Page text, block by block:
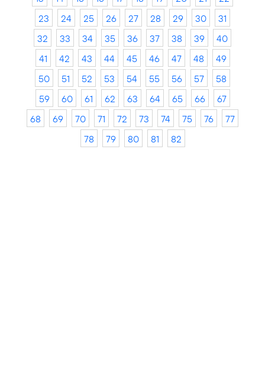
23
24 25 26 27 28 29 30
31
32
33 34 35 36 37 38 39
40
41
42 43 44 45 46 47 48
49
50
51 52 53 54 55 56 57
58
59
60 61 62 63 64 65 66
67
68
69 70 71 72 73 74 75 76
77
78
79 80 81 82